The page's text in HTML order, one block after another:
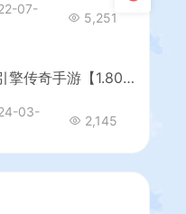
07-
5,251
战神引擎传奇手游【1.80至尊琉璃雷霆星王终极金币版】最新整理Win系复古服务端+安卓苹果双端+GM授权后台+详细搭建教程
03-
2,145